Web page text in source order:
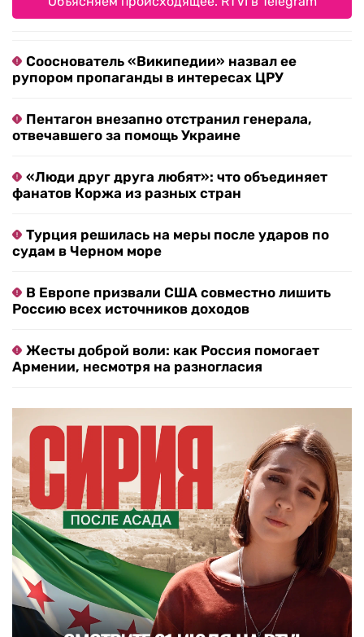
Сооснователь «Википедии» назвал ее
рупором пропаганды в интересах ЦРУ
Пентагон внезапно отстранил генерала,
отвечавшего за помощь Украине
«Люди друг друга любят»: что объединяет
фанатов Коржа из разных стран
Турция решилась на меры после ударов по
судам в Черном море
В Европе призвали США совместно лишить
Россию всех источников доходов
Жесты доброй воли: как Россия помогает
Армении, несмотря на разногласия